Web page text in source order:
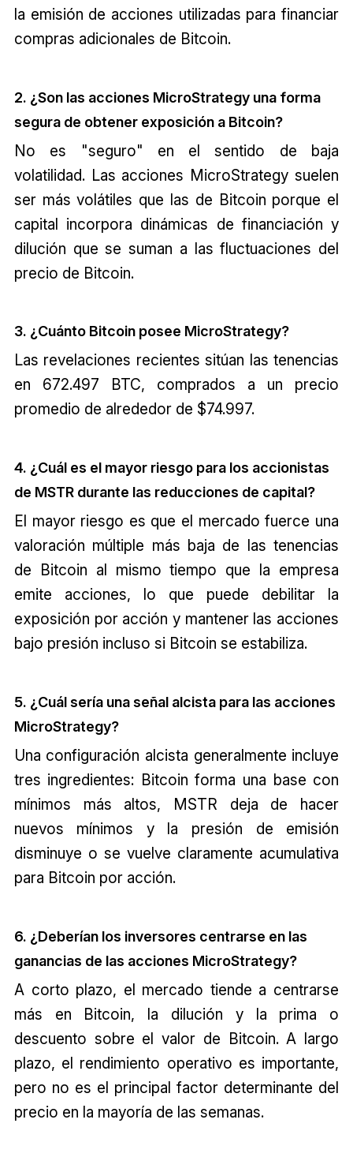
la emisión de acciones utilizadas para financiar
compras adicionales de Bitcoin.
2. ¿Son las acciones MicroStrategy una forma
segura de obtener exposición a Bitcoin?
No es "seguro" en el sentido de baja
volatilidad. Las acciones MicroStrategy suelen
ser más volátiles que las de Bitcoin porque el
capital incorpora dinámicas de financiación y
dilución que se suman a las fluctuaciones del
precio de Bitcoin.
3. ¿Cuánto Bitcoin posee MicroStrategy?
Las revelaciones recientes sitúan las tenencias
en 672.497 BTC, comprados a un precio
promedio de alrededor de $74.997.
4. ¿Cuál es el mayor riesgo para los accionistas
de MSTR durante las reducciones de capital?
El mayor riesgo es que el mercado fuerce una
valoración múltiple más baja de las tenencias
de Bitcoin al mismo tiempo que la empresa
emite acciones, lo que puede debilitar la
exposición por acción y mantener las acciones
bajo presión incluso si Bitcoin se estabiliza.
5. ¿Cuál sería una señal alcista para las acciones
MicroStrategy?
Una configuración alcista generalmente incluye
tres ingredientes: Bitcoin forma una base con
mínimos más altos, MSTR deja de hacer
nuevos mínimos y la presión de emisión
disminuye o se vuelve claramente acumulativa
para Bitcoin por acción.
6. ¿Deberían los inversores centrarse en las
ganancias de las acciones MicroStrategy?
A corto plazo, el mercado tiende a centrarse
más en Bitcoin, la dilución y la prima o
descuento sobre el valor de Bitcoin. A largo
plazo, el rendimiento operativo es importante,
pero no es el principal factor determinante del
precio en la mayoría de las semanas.